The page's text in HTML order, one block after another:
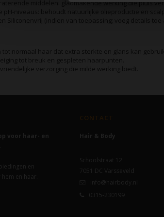
middelen: gladmakende werking die pluis
pH-niveaus: behoudt natuurlijke olieproductie en scalp
Siliconenvrij (indien van toepassing; voeg details toe
tot normaal haar dat extra sterkte en glans kan
tot breuk en gespleten haarpunten.
verzorging die milde werking biedt.
voor haar- en
en
en haar.
CONTACT
Hair & Body
Schoolstraat 12
7051 DC
Varsseveld
info@hairbody.nl
0315-230199